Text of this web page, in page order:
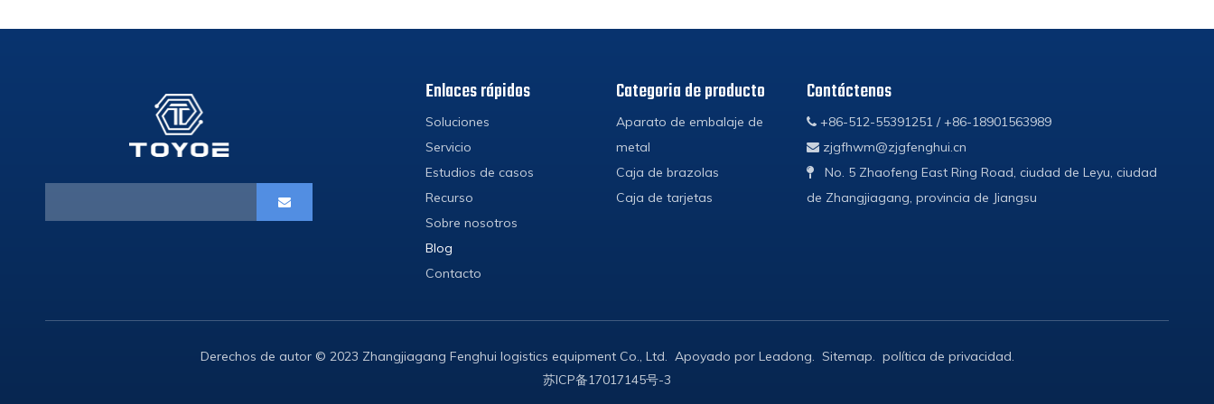
un poderoso testimonio de las
capacidades de fabricación, el
sistema de gestión de calidad y el
nuestra empresa.
Enlaces rápidos
Soluciones
Servicio
Estudios de casos
Recurso
Sobre nosotros
Blog
Contacto
Categoria de producto
Aparato de embalaje de
metal
Caja de brazolas
Caja de tarjetas
Contáctenos
+86-512-55391251 / +86-18901563989
 zjgfhwm@zjgfenghui.cn

No. 5 Zhaofeng East Ring Road, ciudad de Leyu, ciudad
de Zhangjiagang, provincia de Jiangsu
Derechos de autor © 2023 Zhangjiagang Fenghui logistics equipment Co., Ltd. Apoyado por Leadong. Sitemap. política de privacidad.
苏ICP备17017145号-3